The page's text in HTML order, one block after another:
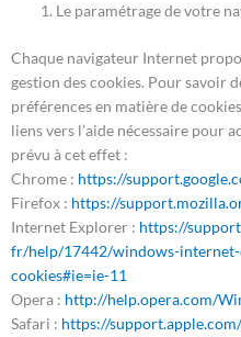
Le paramétrage de votre
Chaque navigateur Internet
gestion des cookies. Pour savoir
préférences en matière de
liens vers l’aide nécessaire pour
prévu à cet effet :
Chrome : https://
Firefox : https://
Internet Explorer : https://
fr/help/17442/windows-internet-
cookies#ie=ie-11
Opera : http://help.opera.com/
Safari : https://